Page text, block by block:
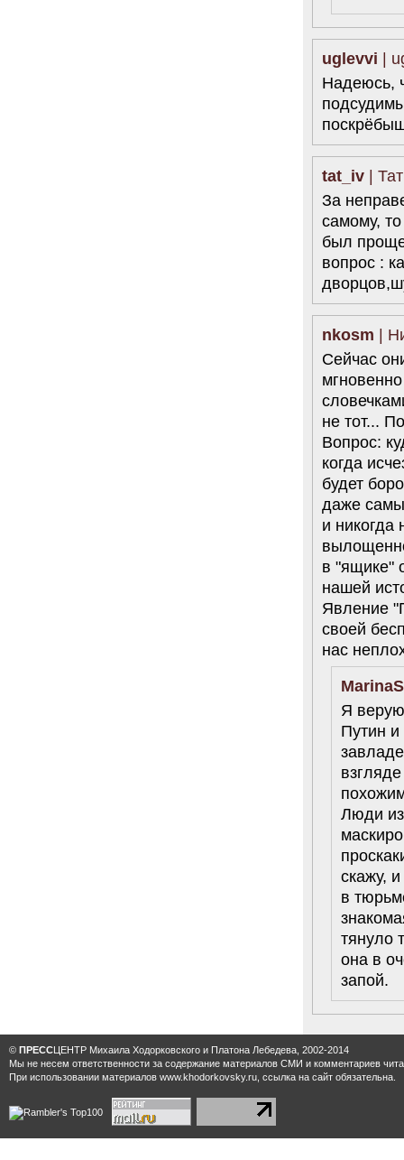
uglevvi |
Надеюсь,
tat_iv |
За
самому,
был
вопрос :
nkosm |
Сейчас
не тот...
Вопрос:
когда
будет
даже
и
в "ящике"
нашей
Явление
своей
нас
MarinaS
Я
Путин
Люди
скажу,
в
тянуло
она в
запой.
© ПРЕССЦЕНТР Михаила Ходорковского и Платона Лебедева, 2002-2014
Мы не несем ответственности за содержание материалов CМИ и комментариев
При использовании материалов www.khodorkovsky.ru, ссылка на сайт обязательна.